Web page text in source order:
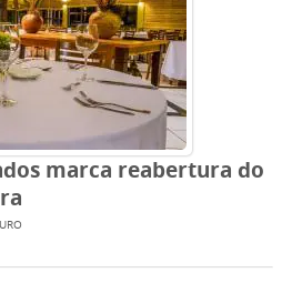
marca reabertura do